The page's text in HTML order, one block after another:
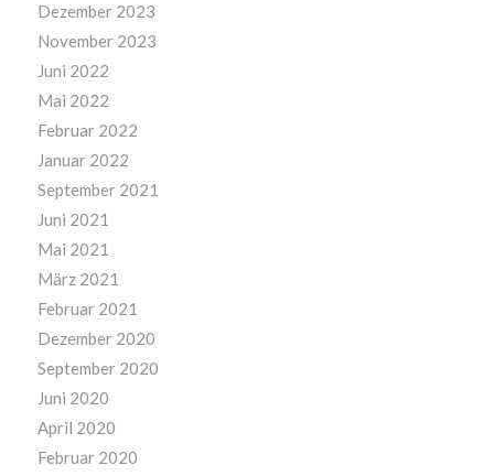
Dezember 2023
November 2023
Juni 2022
Mai 2022
Februar 2022
Januar 2022
September 2021
Juni 2021
Mai 2021
März 2021
Februar 2021
Dezember 2020
September 2020
Juni 2020
April 2020
Februar 2020